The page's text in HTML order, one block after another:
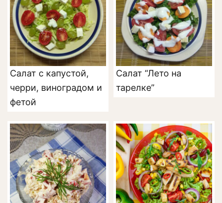
Салат с капустой,
черри, виноградом и
фетой
Салат “Лето на
тарелке”